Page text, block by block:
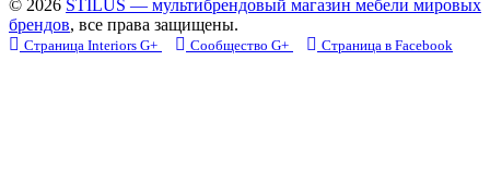
© 2026 STILUS — мультибрендовый магазин мебели мировых
брендов, все права защищены.
Страница Interiors G+ Сообщество G+ Страница в Facebook